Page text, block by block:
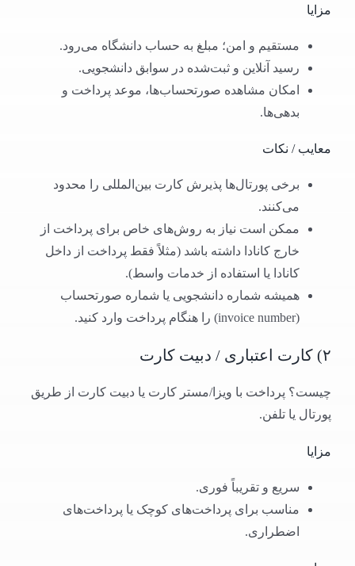
مزایا
مستقیم و امن؛ مبلغ به حساب دانشگاه می‌رود.
رسید آنلاین و ثبت‌شده در سوابق دانشجویی.
امکان مشاهده صورتحساب‌ها، موعد پرداخت و
بدهی‌ها.
معایب / نکات
برخی پورتال‌ها پذیرش کارت بین‌المللی را محدود
می‌کنند.
ممکن است نیاز به روش‌های خاص برای پرداخت از
خارج کانادا داشته باشد (مثلاً فقط پرداخت از داخل
کانادا یا استفاده از خدمات واسط).
همیشه شماره دانشجویی یا شماره صورتحساب
(invoice number) را هنگام پرداخت وارد کنید.
۲) کارت اعتباری / دبیت کارت
چیست؟ پرداخت با ویزا/مستر کارت یا دبیت کارت از طریق
پورتال یا تلفن.
مزایا
سریع و تقریباً فوری.
مناسب برای پرداخت‌های کوچک یا پرداخت‌های
اضطراری.